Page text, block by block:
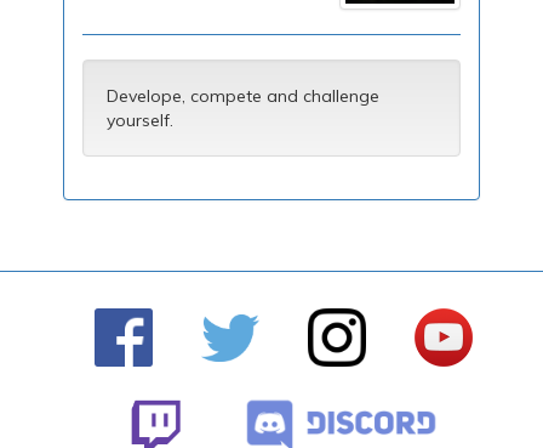
Develope, compete and challenge
yourself.